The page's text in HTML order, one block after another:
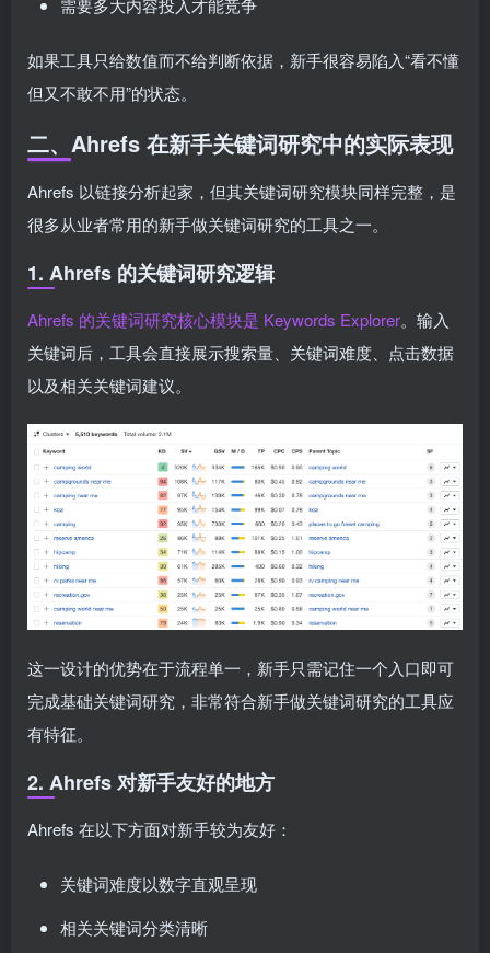
需要多大内容投入才能竞争
如果工具只给数值而不给判断依据，新手很容易陷入“看不懂
但又不敢不用”的状态。
二、Ahrefs 在新手关键词研究中的实际表现
Ahrefs 以链接分析起家，但其关键词研究模块同样完整，是
很多从业者常用的新手做关键词研究的工具之一。
1. Ahrefs 的关键词研究逻辑
Ahrefs 的关键词研究核心模块是 Keywords Explorer。输入
关键词后，工具会直接展示搜索量、关键词难度、点击数据
以及相关关键词建议。
这一设计的优势在于流程单一，新手只需记住一个入口即可
完成基础关键词研究，非常符合新手做关键词研究的工具应
有特征。
2. Ahrefs 对新手友好的地方
Ahrefs 在以下方面对新手较为友好：
关键词难度以数字直观呈现
相关关键词分类清晰